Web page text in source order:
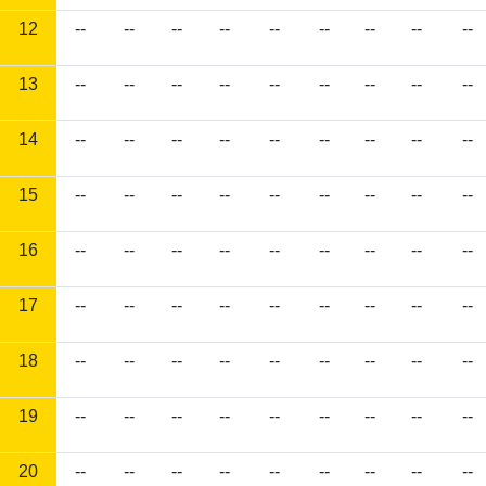
12 -- -- -- -- -- -- -- -- --
13 -- -- -- -- -- -- -- -- --
14 -- -- -- -- -- -- -- -- --
15 -- -- -- -- -- -- -- -- --
16 -- -- -- -- -- -- -- -- --
17 -- -- -- -- -- -- -- -- --
18 -- -- -- -- -- -- -- -- --
19 -- -- -- -- -- -- -- -- --
20 -- -- -- -- -- -- -- -- --